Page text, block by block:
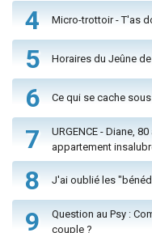
4 Micro-trottoir - T'as
5 Horaires du Jeûne
6 Ce qui se cache
7
URGENCE - Diane,
appartement
8 J'ai oublié les
9
Question au Psy :
couple ?